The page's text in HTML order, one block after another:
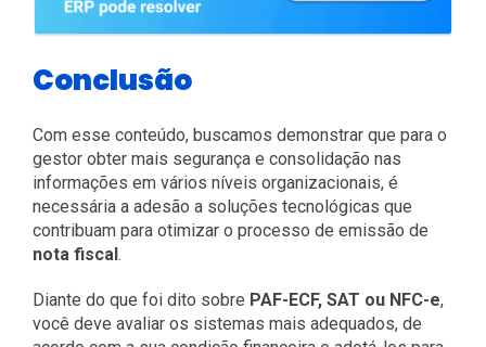
Conclusão
Com esse conteúdo, buscamos demonstrar que para o
gestor obter mais segurança e consolidação nas
informações em vários níveis organizacionais, é
necessária a adesão a soluções tecnológicas que
contribuam para otimizar o processo de emissão de
nota fiscal.
Diante do que foi dito sobre PAF-ECF, SAT ou NFC-e,
você deve avaliar os sistemas mais adequados, de